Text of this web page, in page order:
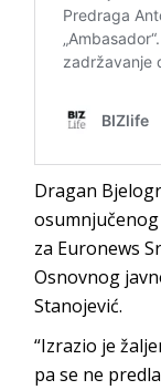
Dragan
za Euronews
Osnovnog
Stanojević.
“Izrazio je
pa se ne